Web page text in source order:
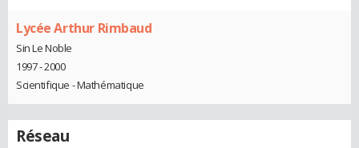
Lycée Arthur Rimbaud
Sin Le Noble
1997 - 2000
Scientifique - Mathématique
Réseau